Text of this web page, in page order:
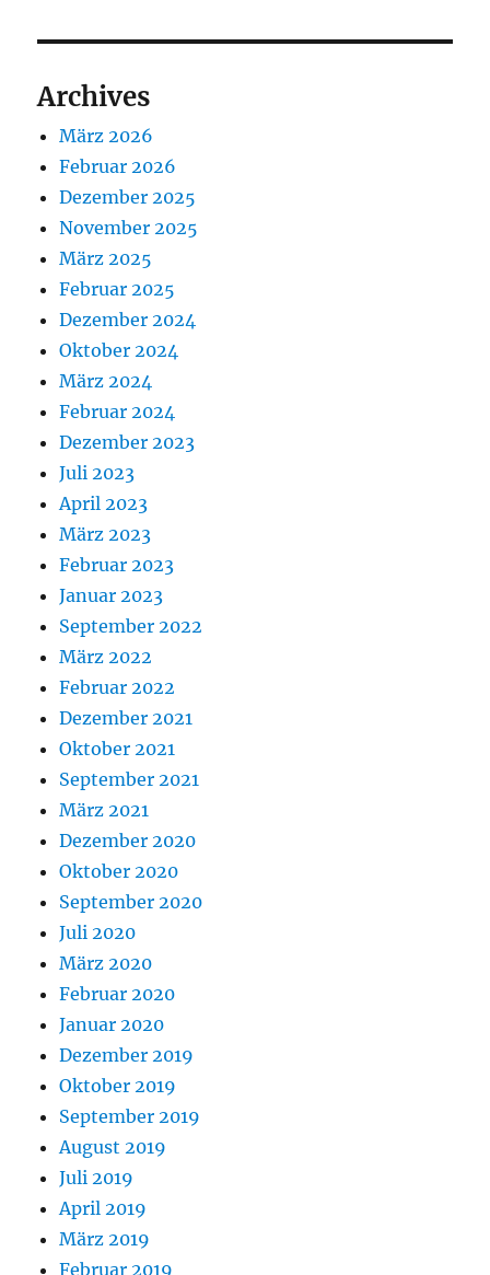
Archives
März 2026
Februar 2026
Dezember 2025
November 2025
März 2025
Februar 2025
Dezember 2024
Oktober 2024
März 2024
Februar 2024
Dezember 2023
Juli 2023
April 2023
März 2023
Februar 2023
Januar 2023
September 2022
März 2022
Februar 2022
Dezember 2021
Oktober 2021
September 2021
März 2021
Dezember 2020
Oktober 2020
September 2020
Juli 2020
März 2020
Februar 2020
Januar 2020
Dezember 2019
Oktober 2019
September 2019
August 2019
Juli 2019
April 2019
März 2019
Februar 2019